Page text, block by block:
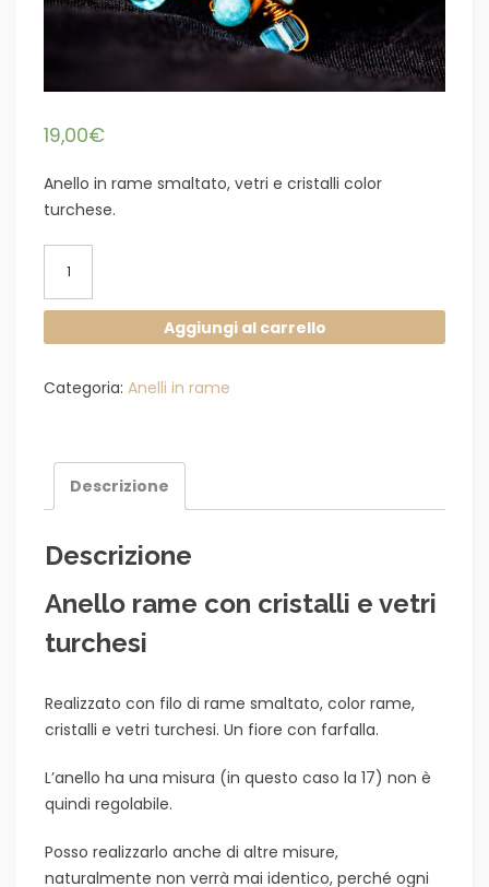
19,00€
Anello in rame smaltato, vetri e cristalli color
turchese.
con
cristalli
vetri
Aggiungi al carrello
Categoria: Anelli in rame
Descrizione
Descrizione
Anello rame con cristalli e vetri
turchesi
Realizzato con filo di rame smaltato, color rame,
cristalli e vetri turchesi. Un fiore con farfalla.
L’anello ha una misura (in questo caso la 17) non è
quindi regolabile.
Posso realizzarlo anche di altre misure,
naturalmente non verrà mai identico, perché ogni